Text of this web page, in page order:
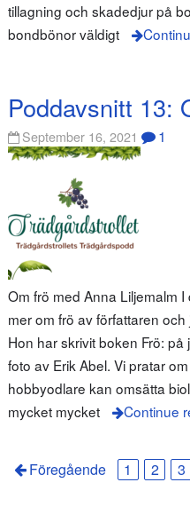
tillagning och skadedjur på
bondbönor väldigt
Poddavsnitt 13:
September 16, 2021 1
Om frö med Anna Liljemalm
mer om frö av författaren
Hon har skrivit boken Frö:
foto av Erik Abel. Vi pratar
hobbyodlare kan omsätta
mycket mycket
Continue
Föregående 1 2 3